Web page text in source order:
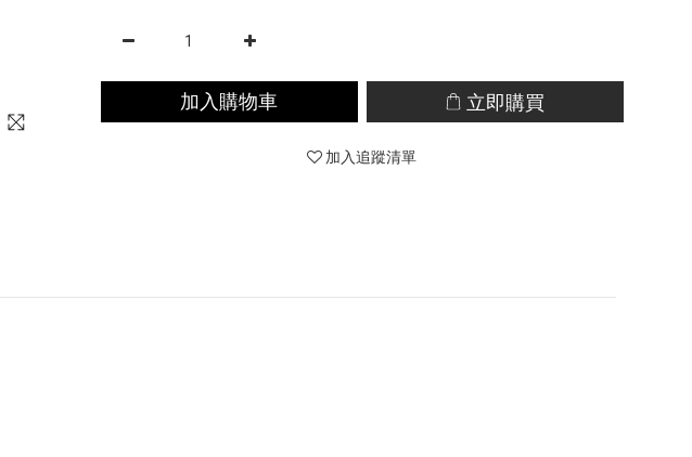
加入購物車 立即購買
加入追蹤清單